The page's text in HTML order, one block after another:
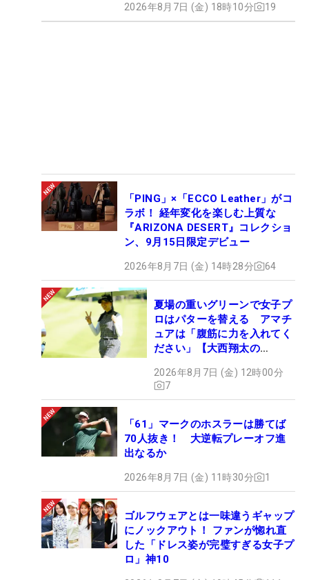
2026年8月7日 (金) 18時10分 19
「PING」×「ECCO Leather」がコ
ラボ！ 経年変化を楽しむ上質な
『ARIZONA DESERT』コレクショ
ン、9月15日限定デビュー
2026年8月7日 (金) 14時28分 64
夏場の重いグリーンで女子プ
ロはパターを替える アマチ
ュアは「腹筋に力を入れてく
ださい」【大西翔太の
2026年8月7日 (金) 12時00分
7
「61」マークのホスラーは勝てば
70人抜き！ 大逆転プレーオフ進
出なるか
2026年8月7日 (金) 11時30分 1
ゴルフウェアとは一味違うギャップ
にノックアウト！ ファンが惚れ直
した「ドレス姿が完璧すぎる女子プ
ロ」神10